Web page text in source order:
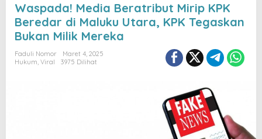
Waspada! Media Beratribut Mirip KPK
Beredar di Maluku Utara, KPK Tegaskan
Bukan Milik Mereka
Faduli Nomor
Maret 4, 2025
Hukum, Viral 3975 Dilihat